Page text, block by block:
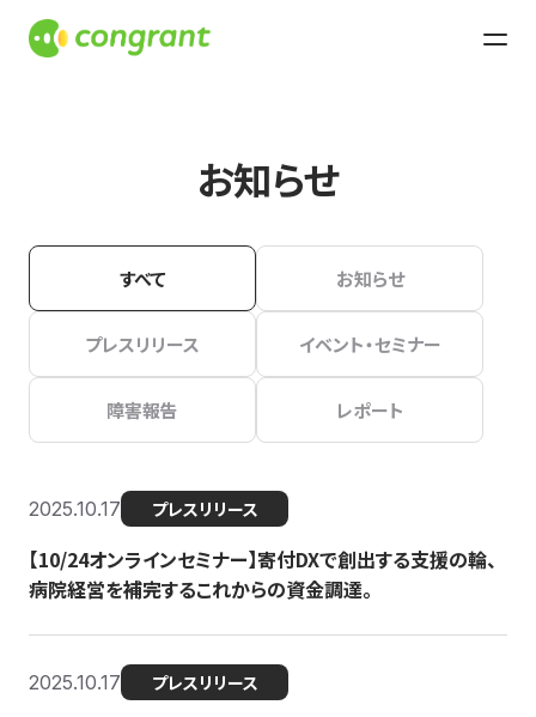
お知らせ
すべて お知らせ
プレスリリース イベント・セミナー
障害報告 レポート
2025.10.17 プレスリリース
【10/24オンラインセミナー】寄付DXで創出する支援の輪、
病院経営を補完するこれからの資金調達。
2025.10.17 プレスリリース